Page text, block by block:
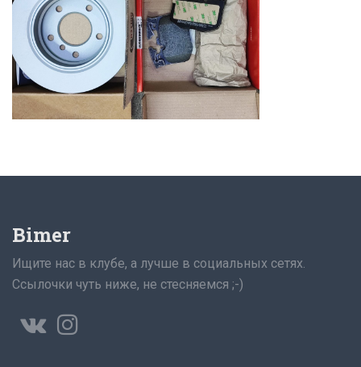
Bimer
Ищите нас в клубе, а лучше в социальных сетях.
Ссылочки чуть ниже, не стесняемся ;-)